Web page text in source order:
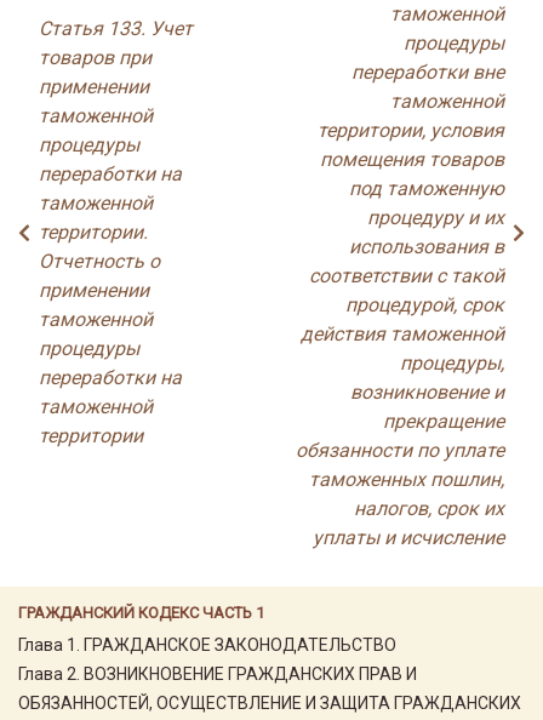
ГРАЖДАНСКИЙ КОДЕКС ЧАСТЬ 1
Глава 1. ГРАЖДАНСКОЕ ЗАКОНОДАТЕЛЬСТВО
Глава 2. ВОЗНИКНОВЕНИЕ ГРАЖДАНСКИХ ПРАВ И
ОБЯЗАННОСТЕЙ, ОСУЩЕСТВЛЕНИЕ И ЗАЩИТА ГРАЖДАНСКИХ
Статья 133. Учет
товаров при
применении
таможенной
процедуры
переработки на
таможенной
территории.
Отчетность о
применении
таможенной
процедуры
переработки на
таможенной
территории
таможенной
процедуры
переработки вне
таможенной
территории, условия
помещения товаров
под таможенную
процедуру и их
использования в
соответствии с такой
процедурой, срок
действия таможенной
процедуры,
возникновение и
прекращение
обязанности по уплате
таможенных пошлин,
налогов, срок их
уплаты и исчисление